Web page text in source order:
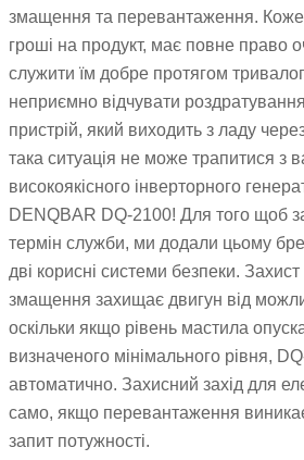
змащення та перевантаження.
гроші на продукт, має повне право
служити їм добре протягом
неприємно відчувати
пристрій, який виходить з ладу
така ситуація не може трапитися з
високоякісного інверторного
DENQBAR DQ-2100! Для того щоб
термін служби, ми додали цьому
дві корисні системи безпеки. Захист
змащення захищає двигун від
оскільки якщо рівень мастила
визначеного мінімального рівня,
автоматично. Захисний захід для
само, якщо перевантаження
запит потужності.